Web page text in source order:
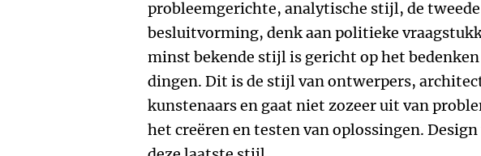
probleemgerichte, analytische stijl, de
besluitvorming, denk aan politieke
minst bekende stijl is gericht op het
dingen. Dit is de stijl van ontwerpers,
kunstenaars en gaat niet zozeer uit van
het creëren en testen van oplossingen.